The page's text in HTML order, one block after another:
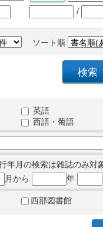
/
ソート順
英語
西語・葡語
年月の検索は雑誌のみ対
月から 年
西部図書館